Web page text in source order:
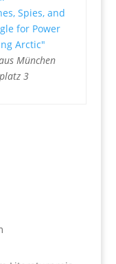
Spies, and
for Power
Arctic"
München
3